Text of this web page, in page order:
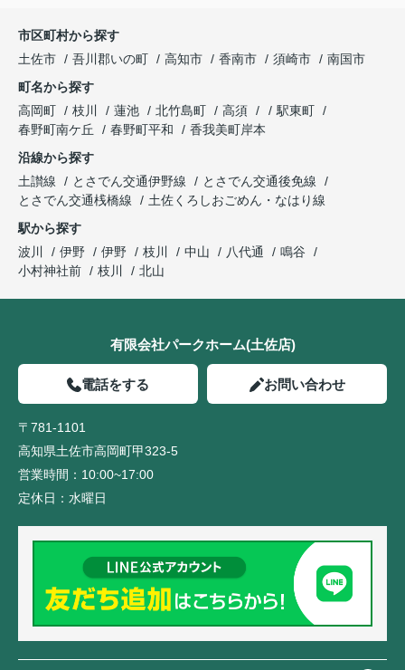
市区町村から探す
土佐市
吾川郡いの町 高知市 香南市 須崎市
南国市
町名から探す
高岡町
枝川 蓮池 北竹島町 高須
駅東町
春野町南ケ丘
春野町平和
香我美町岸本
沿線から探す
土讃線
とさでん交通伊野線
とさでん交通後免線
とさでん交通桟橋線
土佐くろしおごめん・なはり線
駅から探す
波川
伊野 伊野 枝川 中山 八代通
鳴谷
小村神社前
枝川 北山
有限会社パークホーム(土佐店)
電話をする お問い合わせ
〒781-1101
高知県土佐市高岡町甲323-5
営業時間： 10:00~17:00
定休日： 水曜日